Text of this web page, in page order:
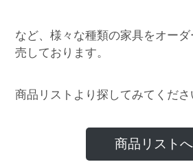
など、様々な種類の家具をオー
売しております。
商品リストより探してみてくださ
商品リストへ